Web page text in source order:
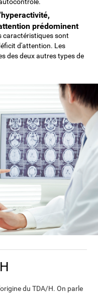
prédominent
caractéristiques sont
d'attention. Les
des deux autres types de
du TDA/H. On parle